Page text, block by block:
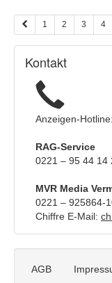
|
Info:
1 2 3 4
Kontakt
Anzeigen-Hotline:
RAG-Service
0221 – 95 44 14
MVR Media
0221 – 925864-
Chiffre E-Mail:
AGB